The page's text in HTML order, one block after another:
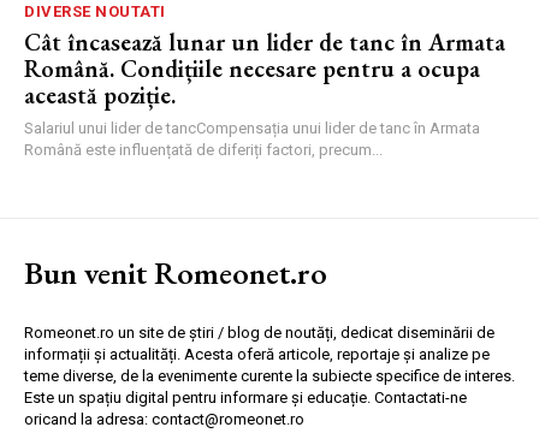
DIVERSE NOUTATI
Cât încasează lunar un lider de tanc în Armata
Română. Condițiile necesare pentru a ocupa
această poziție.
Salariul unui lider de tancCompensația unui lider de tanc în Armata
Română este influențată de diferiți factori, precum...
Bun venit Romeonet.ro
Romeonet.ro un site de știri / blog de noutăți, dedicat diseminării de
informații și actualități. Acesta oferă articole, reportaje și analize pe
teme diverse, de la evenimente curente la subiecte specifice de interes.
Este un spațiu digital pentru informare și educație. Contactati-ne
oricand la adresa: contact@romeonet.ro